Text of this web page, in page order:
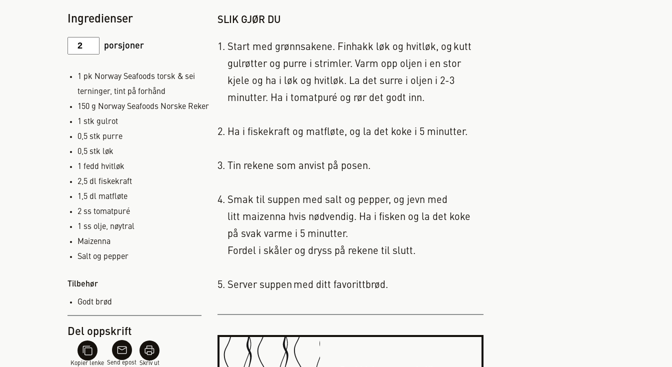
Ingredienser
porsjoner
1 pk Norway Seafoods torsk & sei
terninger, tint på forhånd
150 g Norway Seafoods Norske Reker
1
stk gulrot
0,5 stk purre
0,5 stk løk
1 fedd hvitløk
2,5 dl fiskekraft
1,5 dl matfløte
2 ss tomatpuré
1
ss olje, nøytral
Maizenna
Salt og pepper
Tilbehør
Godt brød
Del oppskrift
Kopier lenke Send epost Skriv ut
SLIK GJØR DU
Start med grønnsakene. Finhakk løk og hvitløk, og kutt
gulrøtter og purre i strimler. Varm opp oljen i en stor
kjele og ha i løk og hvitløk. La det surre i oljen i 2-3
minutter. Ha i tomatpuré og rør det godt inn.
Ha i fiskekraft og matfløte, og la det koke i 5 minutter.
Tin rekene som anvist på posen.
Smak til suppen med salt og pepper, og jevn med
litt maizenna hvis nødvendig. Ha i fisken og la det koke
på svak varme i 5 minutter.
Fordel i skåler og dryss på rekene til slutt.
Server suppen med ditt favorittbrød.